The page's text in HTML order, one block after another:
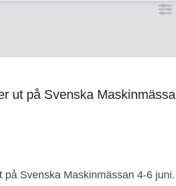
ut på Svenska
på Svenska Maskinmässan 4-6 juni.